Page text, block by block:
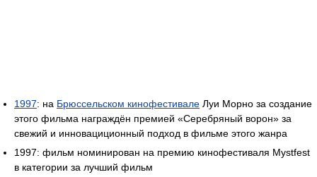
1997: на Брюссельском кинофестивале Луи Морно за создание
этого фильма награждён премией «Серебряный ворон» за
свежий и инновациционный подход в фильме этого жанра
1997: фильм номинирован на премию кинофестиваля Mystfest
в категории за лучший фильм